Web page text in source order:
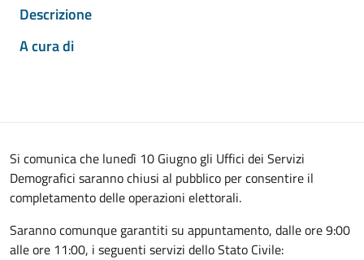
Descrizione
A cura di
Si comunica che lunedì 10 Giugno gli Uffici dei Servizi
Demografici saranno chiusi al pubblico per consentire il
completamento delle operazioni elettorali.
Saranno comunque garantiti su appuntamento, dalle ore 9:00
alle ore 11:00, i seguenti servizi dello Stato Civile: